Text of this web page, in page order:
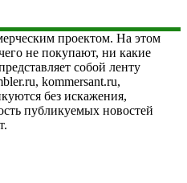
проектом. На этом
не покупают, ни какие
собой ленту
kommersant.ru,
без искажения,
публикуемых новостей